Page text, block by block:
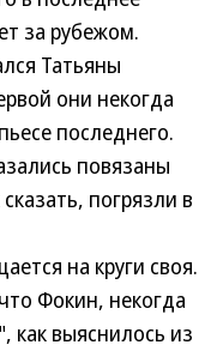
за рубежом.
Татьяны
они некогда
последнего.
повязаны
погрязли в
на круги своя.
Фокин, некогда
как выяснилось из